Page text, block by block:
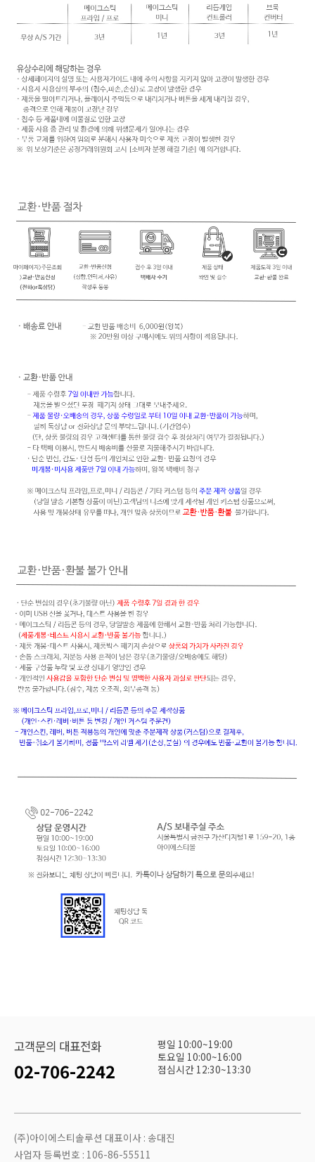
고객문의 대표전화
02-706-2242
평일 10:00~19:00
토요일 10:00~16:00
점심시간 12:30~13:30
(주)아이에스티솔루션 대표이사 : 송대진
사업자 등록번호 : 106-86-55511